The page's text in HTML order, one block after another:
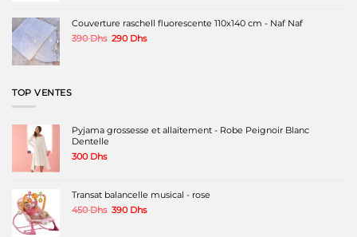
220 Dhs.
219 Dhs.
Couverture raschell fluorescente 110x140 cm - Naf Naf
390Dhs Le
290 DhsLe
TOP VENTES
Pyjama grossesse et allaitement - Robe Peignoir Blanc
Dentelle
300 Dhs
Transat balancelle musical - rose
450Dhs Le
390 DhsLe